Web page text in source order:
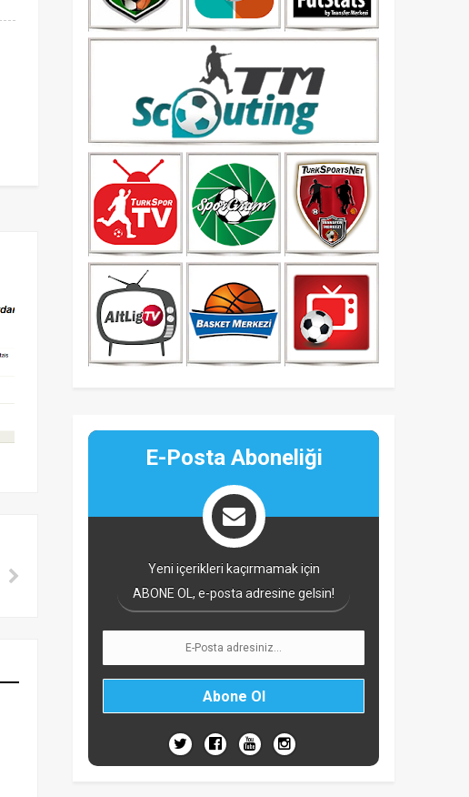
E-Posta Aboneliği
Yeni içerikleri kaçırmamak için
ABONE OL, e-posta adresine gelsin!